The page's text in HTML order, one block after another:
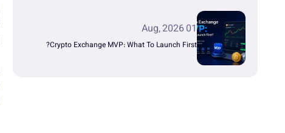
01 Aug, 2026
Crypto Exchange MVP: What To Launch First?